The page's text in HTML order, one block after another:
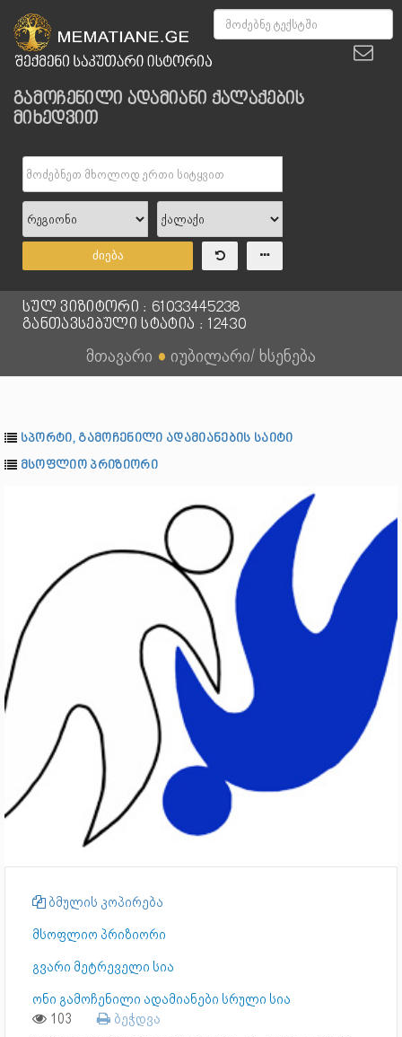
გამოჩენილი ადამიანი ქალაქების
მიხედვით
ძიება
სულ ვიზიტორი : 61033445238
განთავსებული სტატია : 12430
მთავარი ● იუბილარი/ ხსენება
სპორტი, გამოჩენილი ადამიანების საიტი
მსოფლიო პრიზიორი
ბმულის კოპირება
მსოფლიო პრიზიორი
გვარი მეტრეველი სია
ონი გამოჩენილი ადამიანები სრული სია
103 ბეჭდვა